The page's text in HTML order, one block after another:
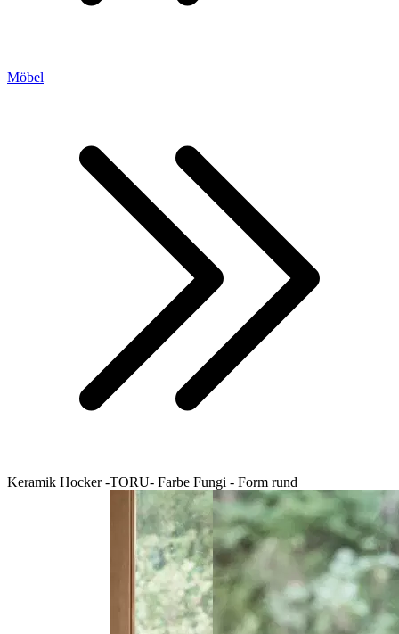
Möbel
Keramik Hocker -TORU- Farbe Fungi - Form rund